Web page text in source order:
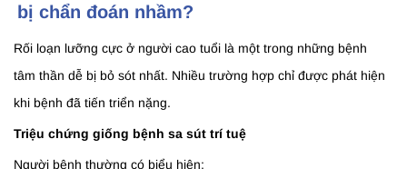
bị chẩn đoán nhầm?
Rối loạn lưỡng cực ở người cao tuổi là một trong những bệnh
tâm thần dễ bị bỏ sót nhất. Nhiều trường hợp chỉ được phát hiện
khi bệnh đã tiến triển nặng.
Triệu chứng giống bệnh sa sút trí tuệ
Người bệnh thường có biểu hiện: